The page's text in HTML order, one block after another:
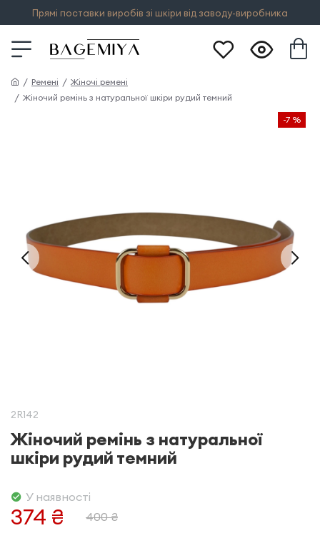
Прямі поставки виробів зі шкіри від заводу-виробника
Ремені
Жіночі ремені
Жіночий ремінь з натуральної шкіри рудий темний
-7 %
2R142
Жіночий ремінь з натуральної
шкіри рудий темний
374 ₴ 400 ₴
У наявності